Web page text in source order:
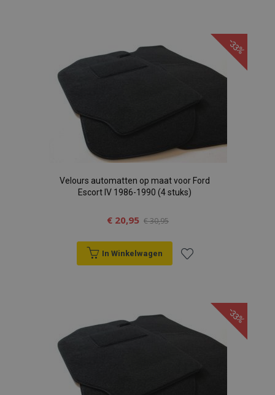
aan
verlanglijst
-33%
Velours automatten op maat voor Ford
Escort IV 1986-1990 (4 stuks)
€ 20,95 € 30,95
In Winkelwagen
aan
verlanglijst
-33%